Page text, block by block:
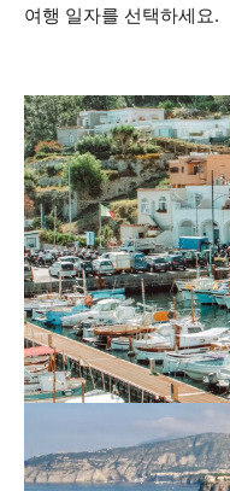
여행 일자를 선택하세요.